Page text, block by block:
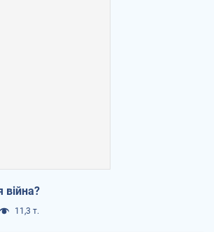
війна?
11,3 т.